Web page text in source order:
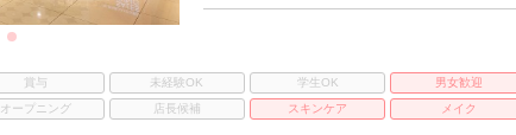
賞与 未経験OK 学生OK
男女歓迎
オープニング 店長候補 スキンケア メイク